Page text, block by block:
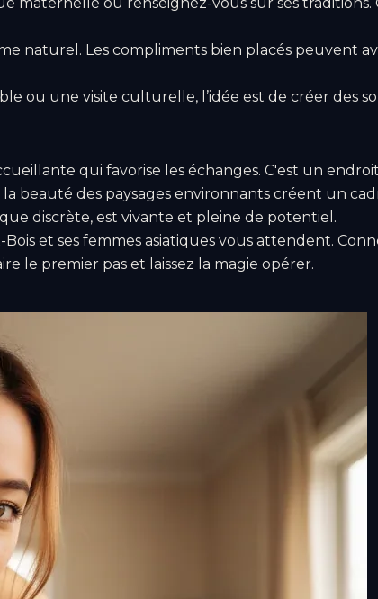
naturel. Les compliments bien placés peuvent
ou une visite culturelle, l’idée est de créer des
qui favorise les échanges. C'est un
beauté des paysages environnants créent un
discrète, est vivante et pleine de potentiel.
et ses femmes asiatiques vous attendent.
le premier pas et laissez la magie opérer.